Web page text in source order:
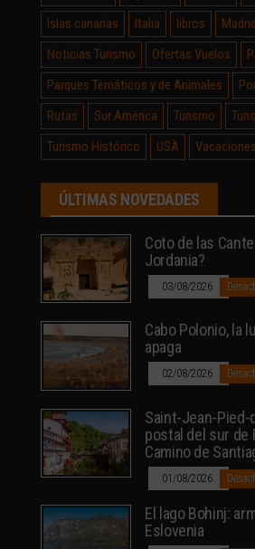
Islas canarias
Italia libros
Madrid
Noticias Turismo
Ofertas Vuelos
Parques Temáticos y de Animales
Rutas
Sur América Turismo
Turismo Histórico
USA Vacaciones
ÚLTIMAS NOVEDADES
Coto de las
Jordania?
03/08/2026
Cabo Polonio, la
apaga
02/08/2026
Saint-Jean-Pied-
postal del sur de
Camino de
01/08/2026
El lago Bohinj:
Eslovenia